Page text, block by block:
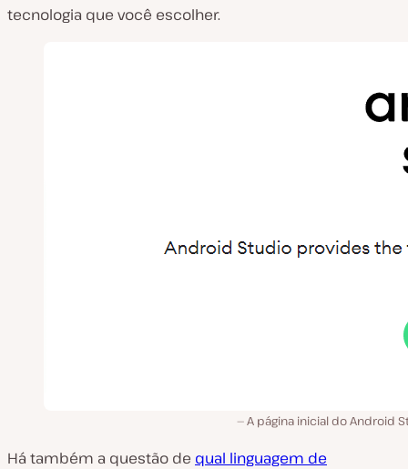
tecnologia que você escolher.
A página inicial do Android
Há também a questão de qual linguagem de